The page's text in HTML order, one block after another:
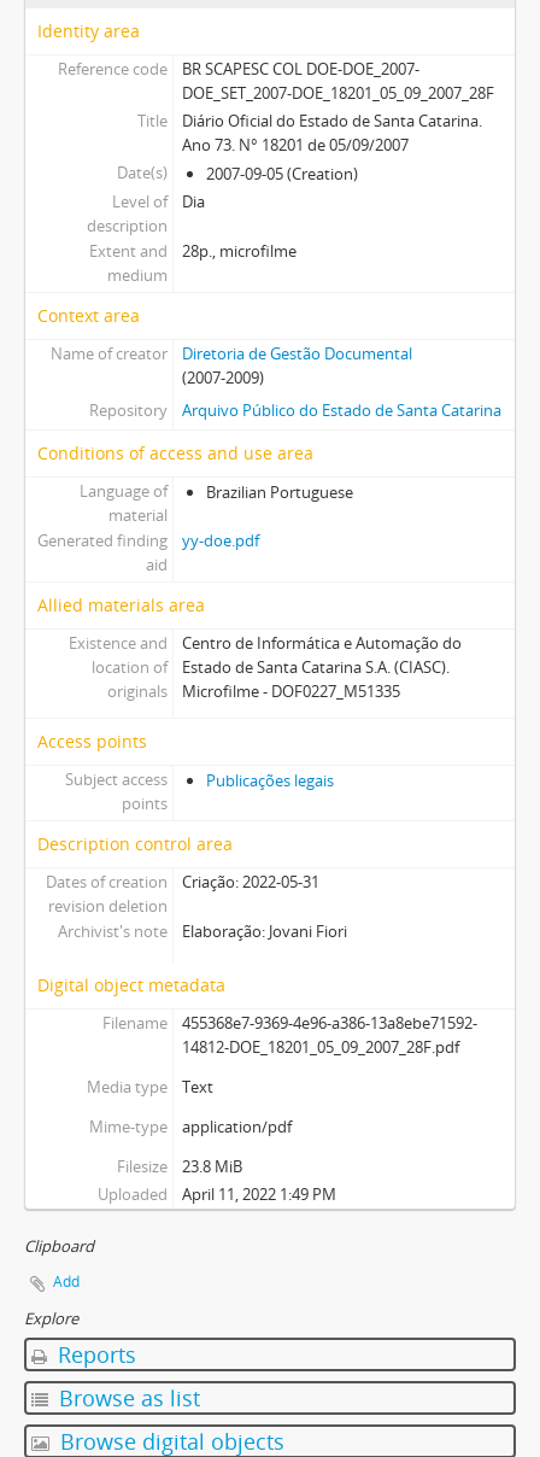
Identity area
Reference code
BR SCAPESC COL DOE-DOE_2007-
DOE_SET_2007-DOE_18201_05_09_2007_28F
Title
Diário Oficial do Estado de Santa Catarina.
Ano 73. N° 18201 de 05/09/2007
Date(s)
2007-09-05 (Creation)
Level of
description
Dia
Extent and
medium
28p., microfilme
Context area
Name of creator
Diretoria de Gestão Documental
(2007-2009)
Repository
Arquivo Público do Estado de Santa Catarina
Conditions of access and use area
Language of
material
Brazilian Portuguese
Generated finding
aid
yy-doe.pdf
Allied materials area
Existence and
location of
originals
Centro de Informática e Automação do
Estado de Santa Catarina S.A. (CIASC).
Microfilme - DOF0227_M51335
Access points
Subject access
points
Publicações legais
Description control area
Dates of creation
revision deletion
Criação: 2022-05-31
Archivist's note Elaboração: Jovani Fiori
Digital object metadata
Filename
455368e7-9369-4e96-a386-13a8ebe71592-
14812-DOE_18201_05_09_2007_28F.pdf
Media type
Text
Mime-type
application/pdf
Filesize
23.8 MiB
Uploaded
April 11, 2022 1:49 PM
Clipboard
Add
Explore
Reports
Browse as list
Browse digital objects